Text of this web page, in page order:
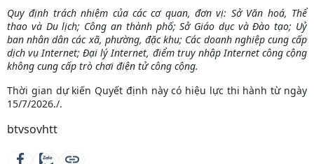
Quy định trách nhiệm của các cơ quan, đơn vị: Sở Văn hoá, Thể
thao và Du lịch; Công an thành phố; Sở Giáo dục và Đào tạo; Uỷ
ban nhân dân các xã, phường, đặc khu; Các doanh nghiệp cung cấp
dịch vụ Internet; Đại lý Internet, điểm truy nhập Internet công cộng
không cung cấp trò chơi điện tử công cộng.
Thời gian dự kiến Quyết định này có hiệu lực thi hành từ ngày
15/7/2026./.
btvsovhtt